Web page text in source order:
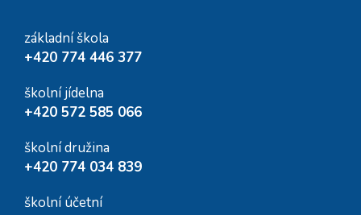
základní škola
+420 774 446 377
školní jídelna
+420 572 585 066
školní družina
+420 774 034 839
školní účetní